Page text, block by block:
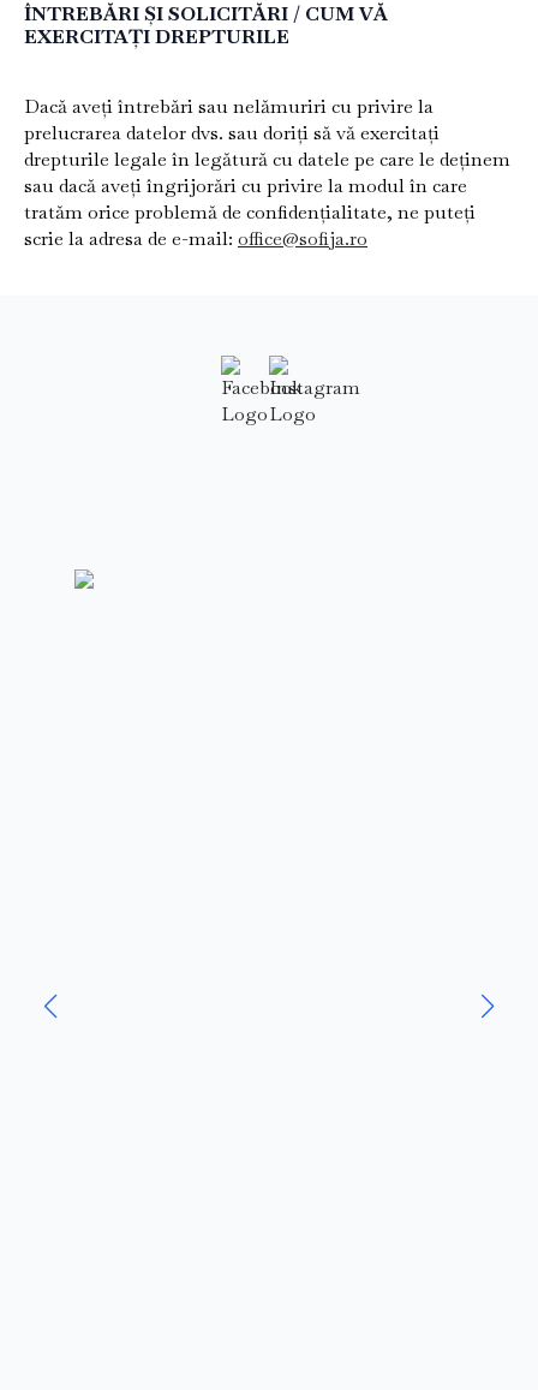
ÎNTREBĂRI ȘI SOLICITĂRI / CUM VĂ
EXERCITAȚI DREPTURILE
Dacă aveți întrebări sau nelămuriri cu privire la
prelucrarea datelor dvs. sau doriți să vă exercitați
drepturile legale în legătură cu datele pe care le deținem
sau dacă aveți îngrijorări cu privire la modul în care
tratăm orice problemă de confidențialitate, ne puteți
scrie la adresa de e-mail: office@sofija.ro